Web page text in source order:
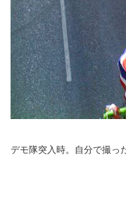
デモ隊突入時。自分で撮っ